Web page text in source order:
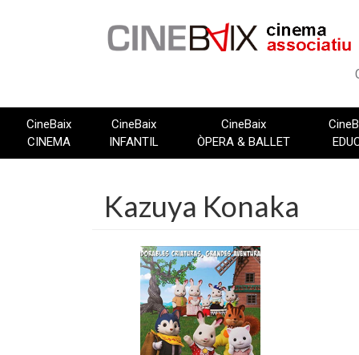
CineBaix
CINEMA
CineBaix
INFANTIL
CineBaix
ÒPERA & BALLET
Kazuya Konaka